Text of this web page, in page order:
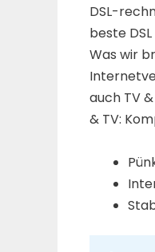
DSL-
beste
Was wir
auch TV
& TV: